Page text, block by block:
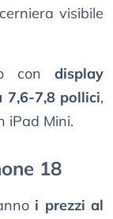
visibile
con display
7,6-7,8 pollici,
iPad Mini.
18
i prezzi al